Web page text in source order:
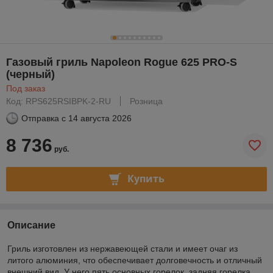
Газовый гриль Napoleon Rogue 625 PRO-S
(черный)
Под заказ
Код: RPS625RSIBPK-2-RU
Розница
Отправка с 14 августа 2026
8 736 руб.
Купить
Описание
Гриль изготовлен из нержавеющей стали и имеет очаг из
литого алюминия, что обеспечивает долговечность и отличный